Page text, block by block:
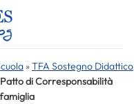
»TFA Sostegno Didattico
di Corresponsabilità